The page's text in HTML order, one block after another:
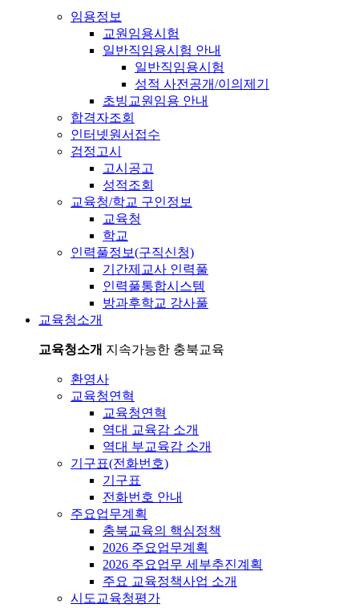
임용정보
교원임용시험
일반직임용시험 안내
일반직임용시험
성적 사전공개/이의제기
초빙교원임용 안내
합격자조회
인터넷원서접수
검정고시
고시공고
성적조회
교육청/학교 구인정보
교육청
학교
인력풀정보(구직신청)
기간제교사 인력풀
인력풀통합시스템
방과후학교 강사풀
교육청소개
교육청소개 지속가능한 충북교육
환영사
교육청연혁
교육청연혁
역대 교육감 소개
역대 부교육감 소개
기구표(전화번호)
기구표
전화번호 안내
주요업무계획
충북교육의 핵심정책
2026 주요업무계획
2026 주요업무 세부추진계획
주요 교육정책사업 소개
시도교육청평가